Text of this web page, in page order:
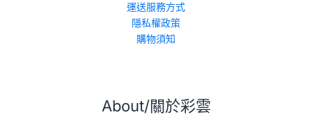
運送服務方式
隱私權政策
購物須知
About/關於彩雲